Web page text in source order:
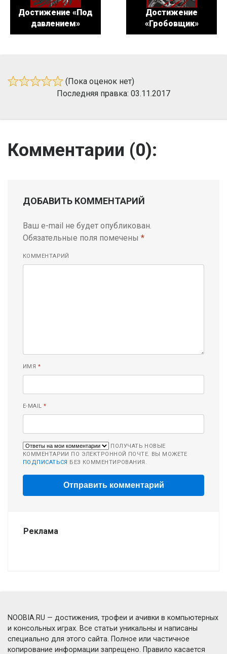
Достижение «Под
давлением»
Достижение
«Гробовщик»
(Пока оценок нет)
Последняя правка: 03.11.2017
Комментарии (0):
ДОБАВИТЬ КОММЕНТАРИЙ
Ваш e-mail не будет опубликован.
Обязательные поля помечены *
КОММЕНТАРИЙ
ИМЯ *
E-MAIL*
ПОЛУЧАТЬ НОВЫЕ
КОММЕНТАРИИ ПО ЭЛЕКТРОННОЙ ПОЧТЕ. ВЫ МОЖЕТЕ
ПОДПИСАТЬСЯ БЕЗ КОММЕНТИРОВАНИЯ.
Реклама
NOOBIA.RU — достижения, трофеи и ачивки в компьютерных
и консольных играх. Все статьи уникальны и написаны
специально для этого сайта. Полное или частичное
копирование информации запрещено. Правило касается